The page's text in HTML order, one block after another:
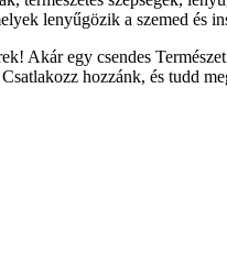
lenyűgözik a szemed és
Akár egy csendes
hozzánk, és tudd